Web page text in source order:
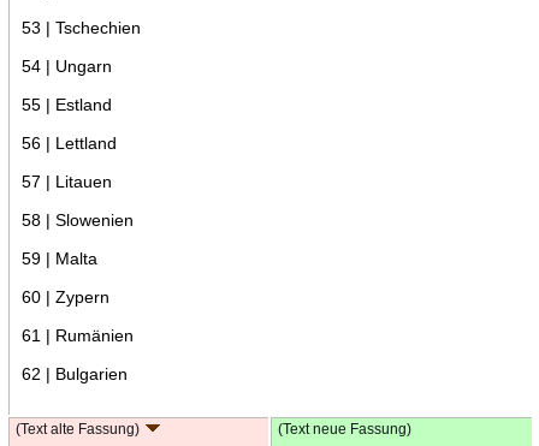
53 | Tschechien
54 | Ungarn
55 | Estland
56 | Lettland
57 | Litauen
58 | Slowenien
59 | Malta
60 | Zypern
61 | Rumänien
62 | Bulgarien
(Text alte Fassung) (Text neue Fassung)